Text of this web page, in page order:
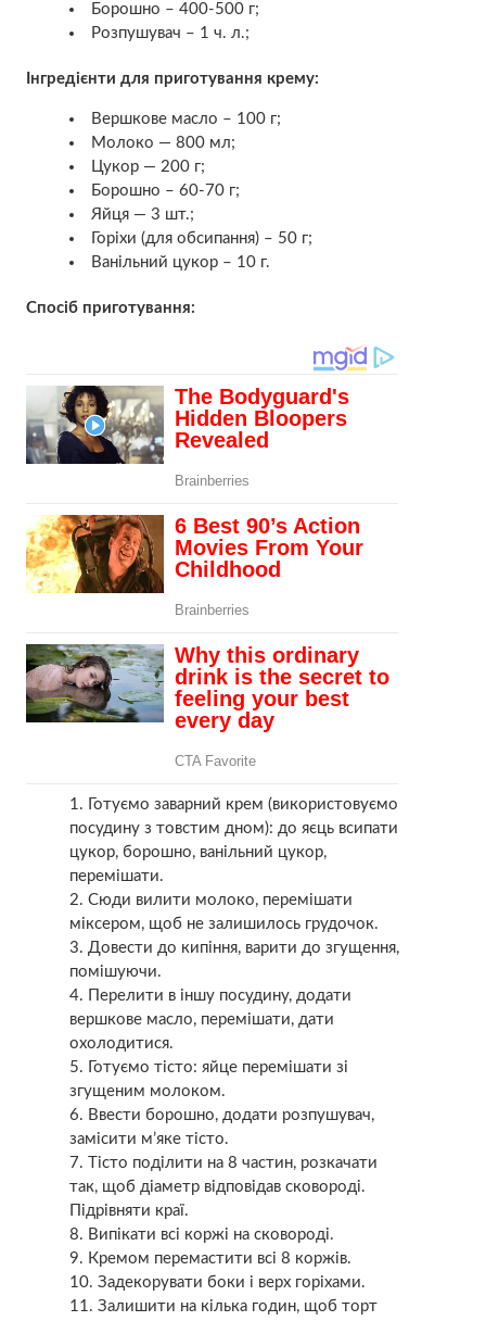
Борошно – 400-500 г;
Розпушувач – 1 ч. л.;
Інгредієнти для приготування крему:
Вершкове масло – 100 г;
Молоко — 800 мл;
Цукор — 200 г;
Борошно – 60-70 г;
Яйця — 3 шт.;
Горіхи (для обсипання) – 50 г;
Ванільний цукор – 10 г.
Спосіб приготування:
Готуємо заварний крем (використовуємо
посудину з товстим дном): до яєць всипати
цукор, борошно, ванільний цукор,
перемішати.
Сюди вилити молоко, перемішати
міксером, щоб не залишилось грудочок.
Довести до кипіння, варити до згущення,
помішуючи.
Перелити в іншу посудину, додати
вершкове масло, перемішати, дати
охолодитися.
Готуємо тісто: яйце перемішати зі
згущеним молоком.
Ввести борошно, додати розпушувач,
замісити м’яке тісто.
Тісто поділити на 8 частин, розкачати
так, щоб діаметр відповідав сковороді.
Підрівняти краї.
Випікати всі коржі на сковороді.
Кремом перемастити всі 8 коржів.
Задекорувати боки і верх горіхами.
Залишити на кілька годин, щоб торт